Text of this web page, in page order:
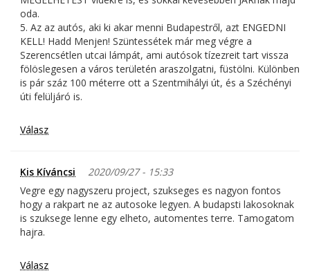
oda.
5. Az az autós, aki ki akar menni Budapestről, azt ENGEDNI
KELL! Hadd Menjen! Szüntessétek már meg végre a
Szerencsétlen utcai lámpát, ami autósok tízezreit tart vissza
fölöslegesen a város területén araszolgatni, füstölni. Különben
is pár száz 100 méterre ott a Szentmihályi út, és a Széchényi
úti felüljáró is.
Válasz
Kis Kíváncsi
2020/09/27 - 15:33
Vegre egy nagyszeru project, szukseges es nagyon fontos
hogy a rakpart ne az autosoke legyen. A budapsti lakosoknak
is szuksege lenne egy elheto, automentes terre. Tamogatom
hajra.
Válasz